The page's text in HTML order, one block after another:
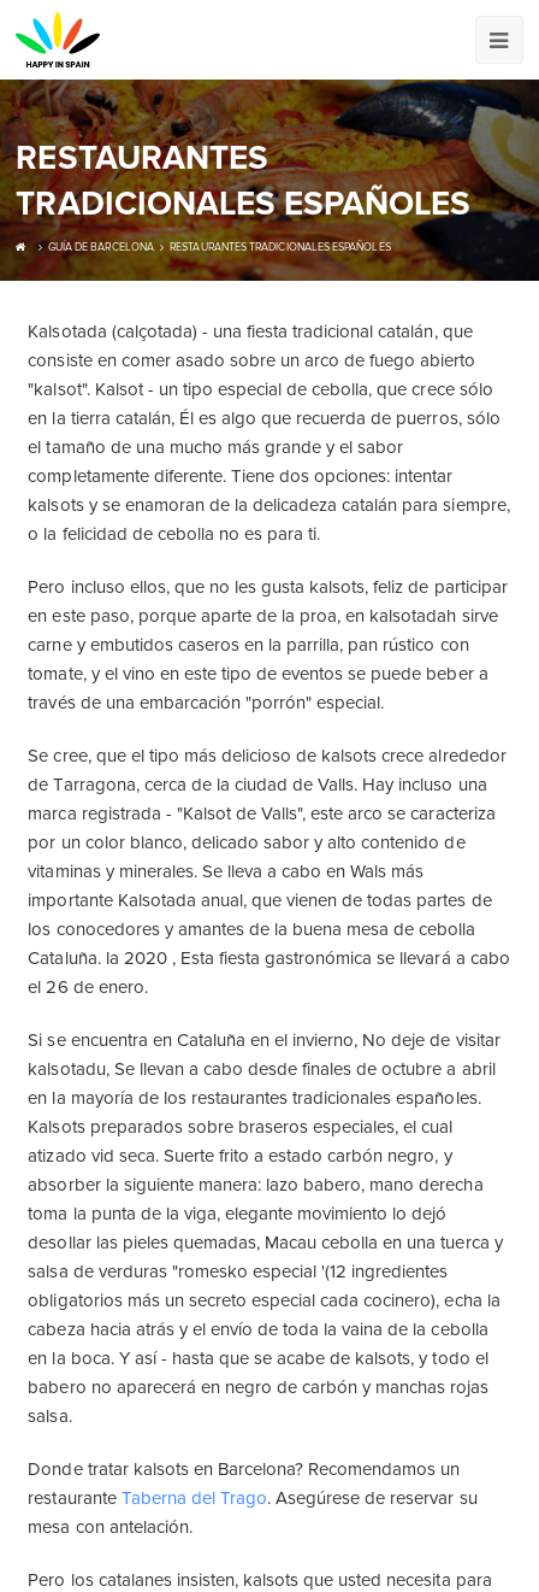
RESTAURANTES
TRADICIONALES ESPAÑOLES
GUÍA DE BARCELONA RESTAURANTES TRADICIONALES ESPAÑOLES
Kalsotada (calçotada) - una fiesta tradicional catalán, que
consiste en comer asado sobre un arco de fuego abierto
"kalsot". Kalsot - un tipo especial de cebolla, que crece sólo
en la tierra catalán, Él es algo que recuerda de puerros, sólo
el tamaño de una mucho más grande y el sabor
completamente diferente. Tiene dos opciones: intentar
kalsots y se enamoran de la delicadeza catalán para siempre,
o la felicidad de cebolla no es para ti.
Pero incluso ellos, que no les gusta kalsots, feliz de participar
en este paso, porque aparte de la proa, en kalsotadah sirve
carne y embutidos caseros en la parrilla, pan rústico con
tomate, y el vino en este tipo de eventos se puede beber a
través de una embarcación "porrón" especial.
Se cree, que el tipo más delicioso de kalsots crece alrededor
de Tarragona, cerca de la ciudad de Valls. Hay incluso una
marca registrada - "Kalsot de Valls", este arco se caracteriza
por un color blanco, delicado sabor y alto contenido de
vitaminas y minerales. Se lleva a cabo en Wals más
importante Kalsotada anual, que vienen de todas partes de
los conocedores y amantes de la buena mesa de cebolla
Cataluña. la 2020 , Esta fiesta gastronómica se llevará a cabo
el 26 de enero.
Si se encuentra en Cataluña en el invierno, No deje de visitar
kalsotadu, Se llevan a cabo desde finales de octubre a abril
en la mayoría de los restaurantes tradicionales españoles.
Kalsots preparados sobre braseros especiales, el cual
atizado vid seca. Suerte frito a estado carbón negro, y
absorber la siguiente manera: lazo babero, mano derecha
toma la punta de la viga, elegante movimiento lo dejó
desollar las pieles quemadas, Macau cebolla en una tuerca y
salsa de verduras "romesko especial '(12 ingredientes
obligatorios más un secreto especial cada cocinero), echa la
cabeza hacia atrás y el envío de toda la vaina de la cebolla
en la boca. Y así - hasta que se acabe de kalsots, y todo el
babero no aparecerá en negro de carbón y manchas rojas
salsa.
Donde tratar kalsots en Barcelona? Recomendamos un
restaurante Taberna del Trago. Asegúrese de reservar su
mesa con antelación.
Pero los catalanes insisten, kalsots que usted necesita para